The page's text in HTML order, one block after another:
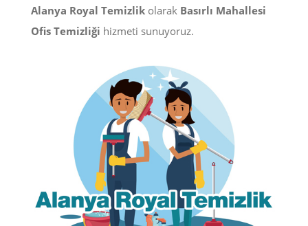
Alanya Royal Temizlik olarak Basırlı Mahallesi
Ofis Temizliği hizmeti sunuyoruz.